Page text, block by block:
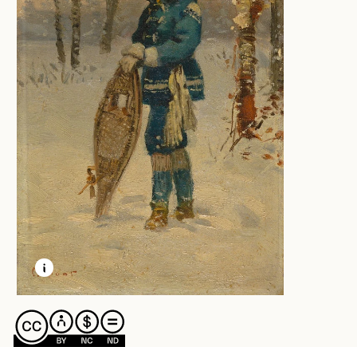
EN SAVOIR PLUS SUR CETTE IMAGE
OUVRIR LA MODALE